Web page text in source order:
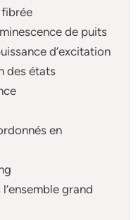
fibrée
de puits
d’excitation
des états
en
grand